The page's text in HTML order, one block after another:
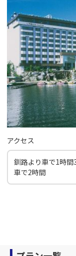
アクセス
釧路より車で1時
車で2時間